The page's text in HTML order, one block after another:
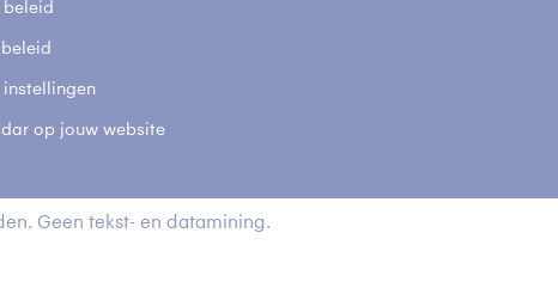
beleid
instellingen
op jouw website
Geen tekst- en datamining.